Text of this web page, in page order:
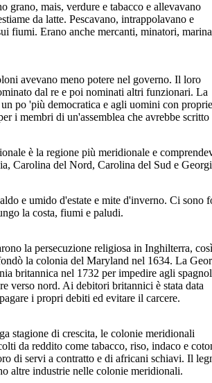
grano, mais, verdure e tabacco e allevavano
da latte. Pescavano, intrappolavano e
fiumi. Erano anche mercanti, minatori,
avevano meno potere nel governo. Il loro
dal re e poi nominati altri funzionari. La
po 'più democratica e agli uomini con
i membri di un'assemblea che avrebbe
è la regione più meridionale e
Carolina del Nord, Carolina del Sud e
e umido d'estate e mite d'inverno. Ci sono
la costa, fiumi e paludi.
la persecuzione religiosa in Inghilterra, così
la colonia del Maryland nel 1634. La
britannica nel 1732 per impedire agli
verso nord. Ai debitori britannici è stata data
i propri debiti ed evitare il carcere.
stagione di crescita, le colonie meridionali
da reddito come tabacco, riso, indaco e
di servi a contratto e di africani schiavi. Il
altre industrie nelle colonie meridionali.